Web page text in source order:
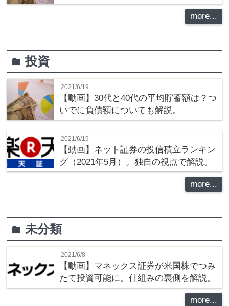
more...
folder投資
2021/6/19
【動画】30代と40代の平均貯蓄額は？つ
いでに負債額についても解説。
2021/6/19
【動画】ネット証券の投信積立ランキン
グ（2021年5月）。独自の視点で解説。
more...
folder未分類
2021/6/8
【動画】マネックス証券が米国株でつみ
たて投資可能に。仕組みの裏側を解説。
more...